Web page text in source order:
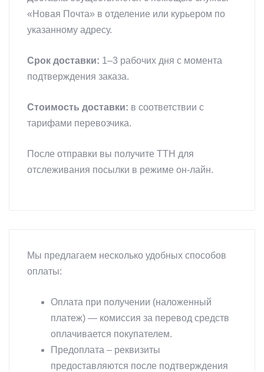
«Новая Почта» в отделение или курьером по
указанному адресу.
Срок доставки: 1–3 рабочих дня с момента
подтверждения заказа.
Стоимость доставки: в соответствии с
тарифами перевозчика.
После отправки вы получите ТТН для
отслеживания посылки в режиме он-лайн.
Мы предлагаем несколько удобных способов
оплаты:
Оплата при получении (наложенный
платеж) — комиссия за перевод средств
оплачивается покупателем.
Предоплата – реквизиты
предоставляются после подтверждения